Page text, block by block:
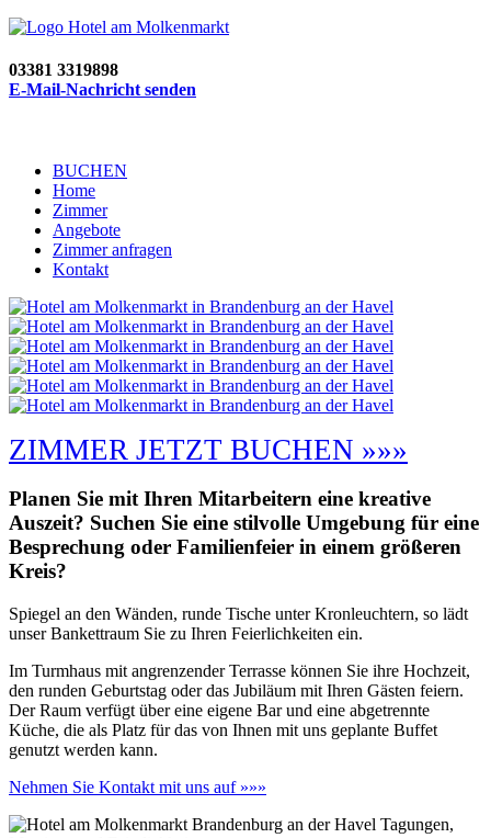
03381 3319898
E-Mail-Nachricht senden
BUCHEN
Home
Zimmer
Angebote
Zimmer anfragen
Kontakt
ZIMMER JETZT BUCHEN »»»
Planen Sie mit Ihren Mitarbeitern eine kreative
Auszeit? Suchen Sie eine stilvolle Umgebung für eine
Besprechung oder Familienfeier in einem größeren
Kreis?
Spiegel an den Wänden, runde Tische unter Kronleuchtern, so lädt
unser Bankettraum Sie zu Ihren Feierlichkeiten ein.
Im Turmhaus mit angrenzender Terrasse können Sie ihre Hochzeit,
den runden Geburtstag oder das Jubiläum mit Ihren Gästen feiern.
Der Raum verfügt über eine eigene Bar und eine abgetrennte
Küche, die als Platz für das von Ihnen mit uns geplante Buffet
genutzt werden kann.
Nehmen Sie Kontakt mit uns auf »»»